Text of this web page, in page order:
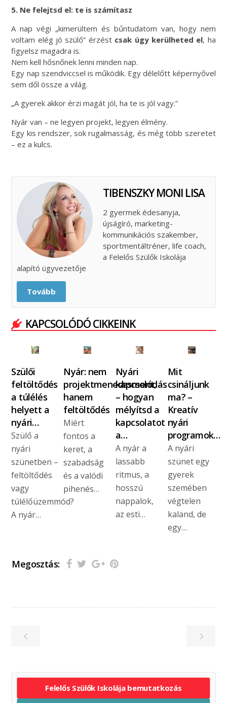
5. Ne felejtsd el: te is számítasz
A nap végi „kimerültem és bűntudatom van, hogy nem
voltam elég jó szülő” érzést csak úgy kerülheted el, ha
figyelsz magadra is.
Nem kell hősnőnek lenni minden nap.
Egy nap szendviccsel is működik. Egy délelőtt képernyővel
sem dől össze a világ.
„A gyerek akkor érzi magát jól, ha te is jól vagy.”
Nyár van – ne legyen projekt, legyen élmény.
Egy kis rendszer, sok rugalmasság, és még több szeretet
– ez a kulcs.
TIBENSZKY MONI LISA
2 gyermek édesanyja,
újságíró, marketing-
kommunikációs szakember,
sportmentáltréner, life coach,
a Felelős Szülők Iskolája
alapító ügyvezetője
Tovább
KAPCSOLÓDÓ CIKKEINK
Szülői
feltöltődés
a túlélés
helyett a
nyári…
Szülő a
nyári
szünetben –
feltöltődés
vagy
túlélőüzemmód?
A nyár…
Nyár: nem
projektmenedzsment,
hanem
feltöltődés
Miért
fontos a
keret, a
szabadság
és a valódi
pihenés…
Nyári
kapcsolódás
– hogyan
mélyítsd a
kapcsolatot
a…
A nyár a
lassabb
ritmus, a
hosszú
nappalok,
az esti…
Mit
csináljunk
ma? –
Kreatív
nyári
programok…
A nyári
szünet egy
gyerek
szemében
végtelen
kaland, de
egy…
Megosztás:
Felelős Szülők Iskolája bemutatkozás